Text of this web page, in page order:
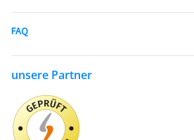
FAQ
unsere Partner